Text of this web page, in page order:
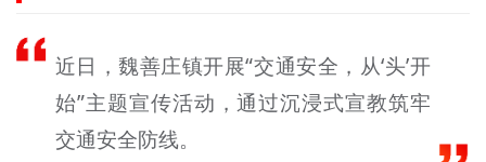
文明培育
未成年人思想道德建设
榜样人物
+
近日，魏善庄镇开展“交通安全，从‘头’开
始”主题宣传活动，通过沉浸式宣教筑牢
交通安全防线。